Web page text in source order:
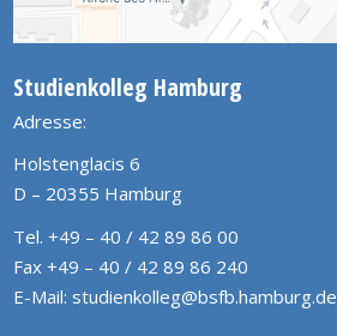
Studienkolleg Hamburg
Adresse:
Holstenglacis 6
D – 20355 Hamburg
Tel. +49 – 40 / 42 89 86 00
Fax +49 – 40 / 42 89 86 240
E-Mail: studienkolleg@bsfb.hamburg.de